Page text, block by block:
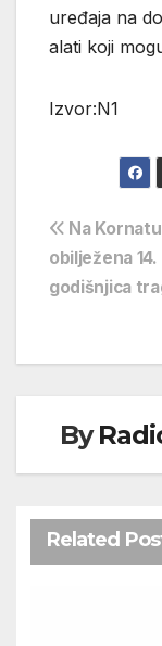
uređaja na
alati koji
Izvor:N1
objava
Na Kornatu
obilježena 14.
godišnjica
By
Related